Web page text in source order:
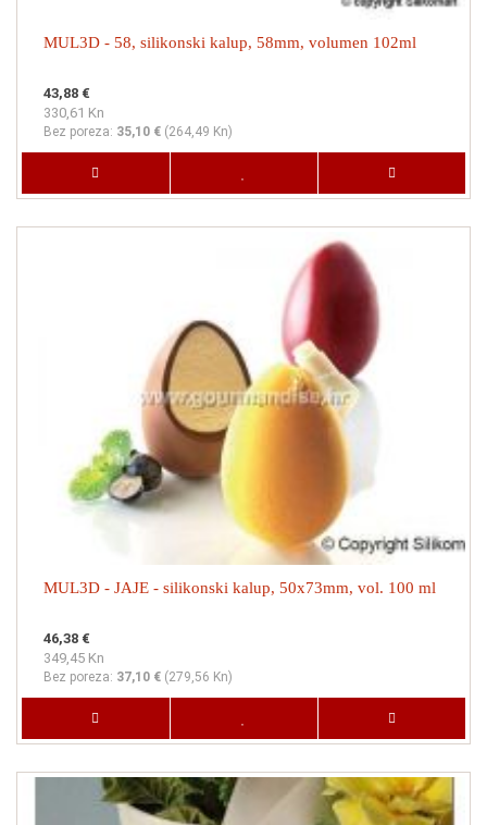
MUL3D - 58, silikonski kalup, 58mm, volumen 102ml
43,88 €
330,61 Kn
Bez poreza: 35,10 € (264,49 Kn)
MUL3D - JAJE - silikonski kalup, 50x73mm, vol. 100 ml
46,38 €
349,45 Kn
Bez poreza: 37,10 € (279,56 Kn)